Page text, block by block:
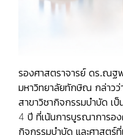
รองศาสตราจารย์ ดร.ณฐ
มหาวิทยาลัยทักษิณ กล่าว
สาขาวิชากิจกรรมบำบัด
4 ปี ที่เน้นการบูรณาการอ
กิจกรรมบำบัด และศาสตร์